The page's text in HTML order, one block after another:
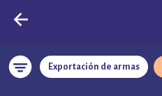
Exportación de armas